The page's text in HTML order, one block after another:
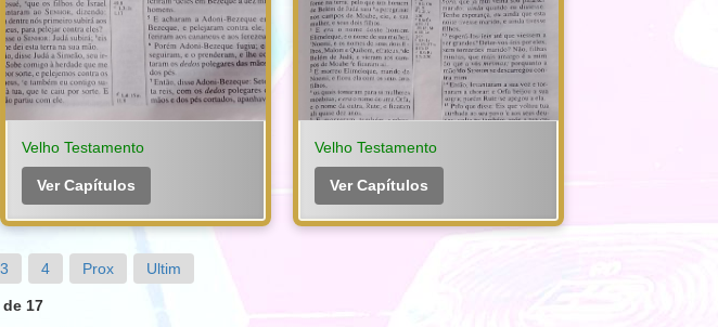
Velho Testamento
Ver Capítulos
Velho Testamento
Ver Capítulos
3 4 Prox Ultim
de 17